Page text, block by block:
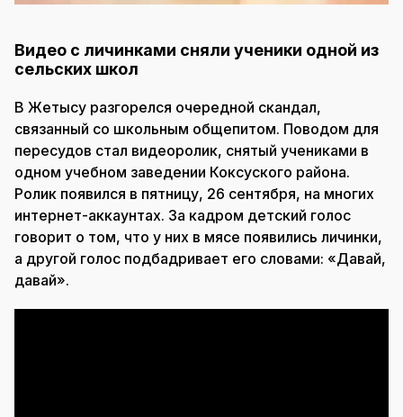
Видео с личинками сняли ученики одной из
сельских школ
В Жетысу разгорелся очередной скандал,
связанный со школьным общепитом. Поводом для
пересудов стал видеоролик, снятый учениками в
одном учебном заведении Коксуского района.
Ролик появился в пятницу, 26 сентября, на многих
интернет-аккаунтах. За кадром детский голос
говорит о том, что у них в мясе появились личинки,
а другой голос подбадривает его словами: «Давай,
давай».